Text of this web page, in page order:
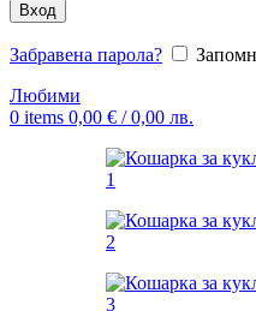
Вход
Забравена парола?
Любими
0 items 0,00 € / 0,00 лв.